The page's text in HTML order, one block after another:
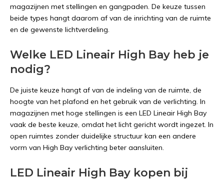
magazijnen met stellingen en gangpaden. De keuze tussen
beide types hangt daarom af van de inrichting van de ruimte
en de gewenste lichtverdeling.
Welke LED Lineair High Bay heb je
nodig?
De juiste keuze hangt af van de indeling van de ruimte, de
hoogte van het plafond en het gebruik van de verlichting. In
magazijnen met hoge stellingen is een LED Lineair High Bay
vaak de beste keuze, omdat het licht gericht wordt ingezet. In
open ruimtes zonder duidelijke structuur kan een andere
vorm van High Bay verlichting beter aansluiten.
LED Lineair High Bay kopen bij